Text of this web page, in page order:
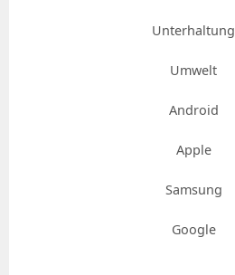
Unterhaltung
Umwelt
Android
Apple
Samsung
Google